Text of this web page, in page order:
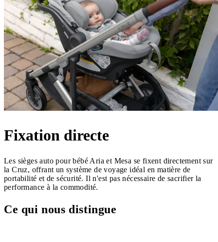
Fixation directe
Les sièges auto pour bébé Aria et Mesa se fixent directement sur
la Cruz, offrant un système de voyage idéal en matière de
portabilité et de sécurité. Il n'est pas nécessaire de sacrifier la
performance à la commodité.
Ce qui nous distingue